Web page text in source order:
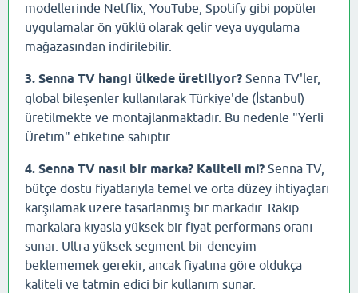
modellerinde Netflix, YouTube, Spotify gibi popüler
uygulamalar ön yüklü olarak gelir veya uygulama
mağazasından indirilebilir.
3. Senna TV hangi ülkede üretiliyor? Senna TV'ler,
global bileşenler kullanılarak Türkiye'de (İstanbul)
üretilmekte ve montajlanmaktadır. Bu nedenle "Yerli
Üretim" etiketine sahiptir.
4. Senna TV nasıl bir marka? Kaliteli mi? Senna TV,
bütçe dostu fiyatlarıyla temel ve orta düzey ihtiyaçları
karşılamak üzere tasarlanmış bir markadır. Rakip
markalara kıyasla yüksek bir fiyat-performans oranı
sunar. Ultra yüksek segment bir deneyim
beklememek gerekir, ancak fiyatına göre oldukça
kaliteli ve tatmin edici bir kullanım sunar.